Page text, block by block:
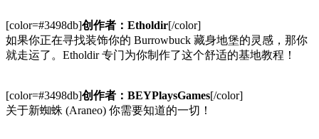
[color=#3498db]创作者：Etholdir[/color]
如果你正在寻找装饰你的 Burrowbuck 藏身地堡的灵感，那你
就走运了。Etholdir 专门为你制作了这个舒适的基地教程！
[color=#3498db]创作者：BEYPlaysGames[/color]
关于新蜘蛛 (Araneo) 你需要知道的一切！